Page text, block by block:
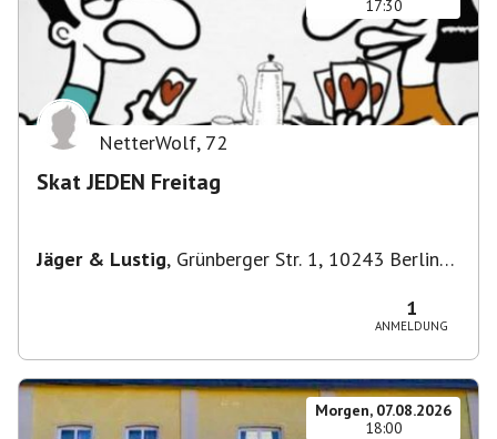
17:30
NetterWolf, 72
Skat JEDEN Freitag
Jäger & Lustig, Grünberger Str. 1, 10243 Berlin-
1
ANMELDUNG
Morgen, 07.08.2026
18:00